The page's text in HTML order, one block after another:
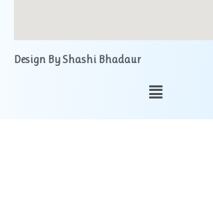
Design By Shashi Bhadaur